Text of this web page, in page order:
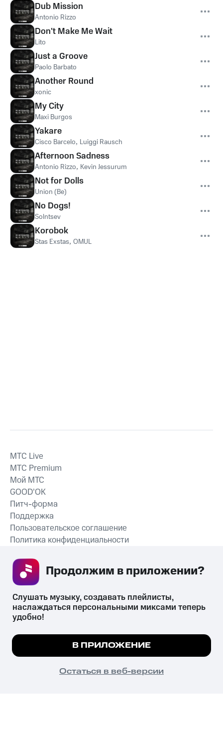
Dub Mission
Antonio Rizzo
Don't Make Me Wait
Lito
Just a Groove
Paolo Barbato
Another Round
xonic
My City
Maxi Burgos
Yakare
Cisco Barcelo, Luiggi Rausch
Afternoon Sadness
Antonio Rizzo, Kevin Jessurum
Not for Dolls
Union (Be)
No Dogs!
Solntsev
Korobok
Stas Exstas, OMUL
СКАЧАТЬ ПРИЛОЖЕНИЕ
MTС Live
MTС Premium
Мой МТС
GOOD’OK
Питч-форма
Поддержка
Пользовательское соглашение
Политика конфиденциальности
психотропных веществ, их аналогов причиняет вред здоровью,
их незаконный оборот запрещён и влечёт установленную
законодательством ответственность.
© 2026 ООО «КИОН».
Все права защищены
Мы используем куки, чтобы на сайте все
Подробнее
ПОНЯТНО
Слушать музыку, создавать плейлисты,
наслаждаться персональными миксами теперь
удобно!
В ПРИЛОЖЕНИЕ
Остаться в веб-версии